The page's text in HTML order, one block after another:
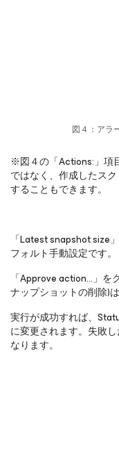
図４：アラ
※図４の「Actions:」項
ではなく、作成したス
することもできます。
「Latest snapshot size
フォルト手動設定です。
「Approve action…」を
ナップショットの削除)
実行が成功すれば、
に変更されます。失敗
なります。